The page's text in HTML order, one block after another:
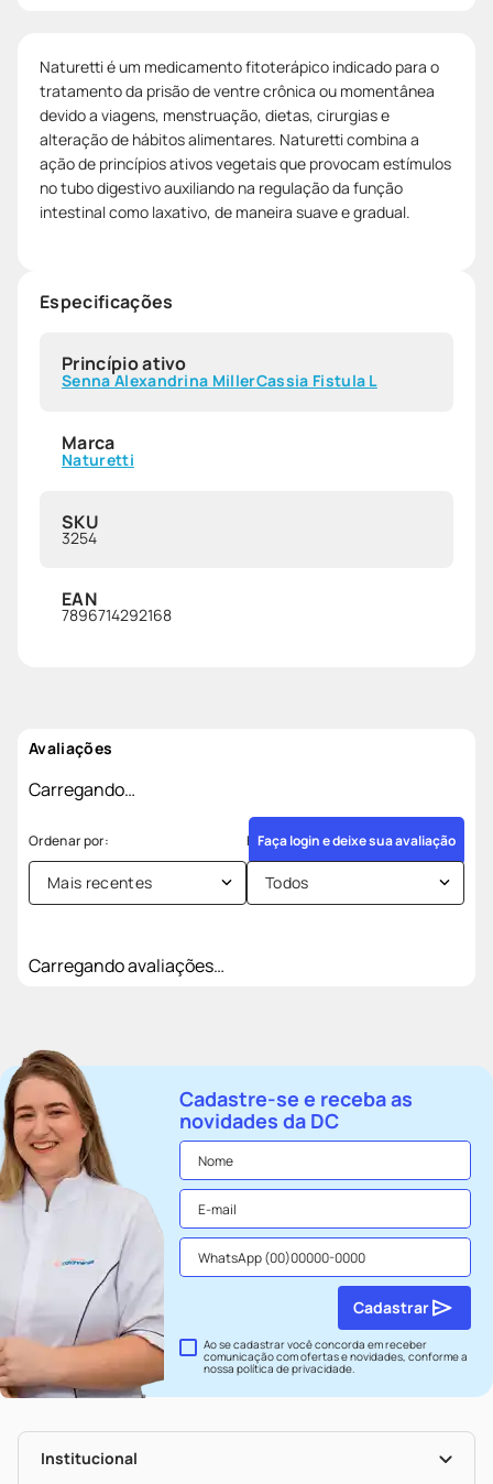
Naturetti é um medicamento fitoterápico indicado para o
tratamento da prisão de ventre crônica ou momentânea
devido a viagens, menstruação, dietas, cirurgias e
alteração de hábitos alimentares. Naturetti combina a
ação de princípios ativos vegetais que provocam estímulos
no tubo digestivo auxiliando na regulação da função
intestinal como laxativo, de maneira suave e gradual.
Especificações
Princípio ativo
Senna Alexandrina MillerCassia Fistula L
Marca
Naturetti
SKU
3254
EAN
7896714292168
Avaliações
Carregando…
Faça login e deixe sua avaliação
Mais recentes Todos
Carregando avaliações…
Cadastre-se e receba as
novidades da DC
Ao se cadastrar você concorda em receber
comunicação com ofertas e novidades, conforme a
nossapolítica de privacidade.
Cadastrar
Institucional